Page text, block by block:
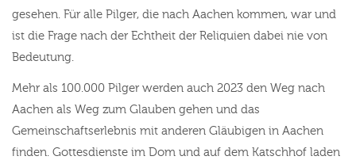
gesehen. Für alle Pilger, die nach Aachen kommen, war und
ist die Frage nach der Echtheit der Reliquien dabei nie von
Bedeutung.
Mehr als 100.000 Pilger werden auch 2023 den Weg nach
Aachen als Weg zum Glauben gehen und das
Gemeinschaftserlebnis mit anderen Gläubigen in Aachen
finden. Gottesdienste im Dom und auf dem Katschhof laden